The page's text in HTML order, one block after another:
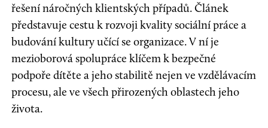
řešení náročných klientských případů. Článek
představuje cestu k rozvoji kvality sociální práce a
budování kultury učící se organizace. V ní je
mezioborová spolupráce klíčem k bezpečné
podpoře dítěte a jeho stabilitě nejen ve vzdělávacím
procesu, ale ve všech přirozených oblastech jeho
života.